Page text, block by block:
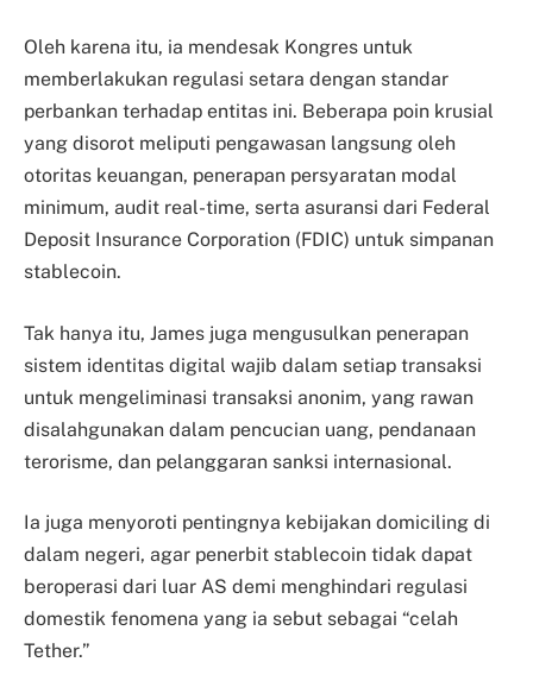
Oleh karena itu, ia mendesak Kongres untuk
memberlakukan regulasi setara dengan standar
perbankan terhadap entitas ini. Beberapa poin krusial
yang disorot meliputi pengawasan langsung oleh
otoritas keuangan, penerapan persyaratan modal
minimum, audit real-time, serta asuransi dari Federal
Deposit Insurance Corporation (FDIC) untuk simpanan
stablecoin.
Tak hanya itu, James juga mengusulkan penerapan
sistem identitas digital wajib dalam setiap transaksi
untuk mengeliminasi transaksi anonim, yang rawan
disalahgunakan dalam pencucian uang, pendanaan
terorisme, dan pelanggaran sanksi internasional.
Ia juga menyoroti pentingnya kebijakan domiciling di
dalam negeri, agar penerbit stablecoin tidak dapat
beroperasi dari luar AS demi menghindari regulasi
domestik fenomena yang ia sebut sebagai “celah
Tether.”